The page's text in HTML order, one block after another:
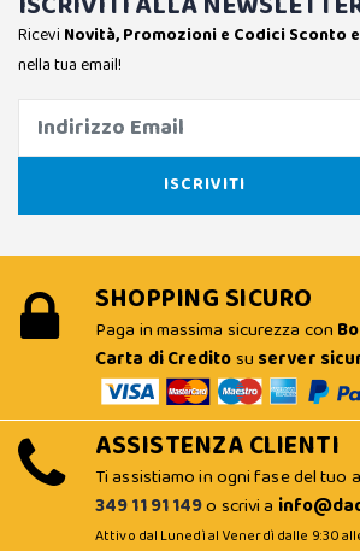
Ricevi Novità, Promozioni e Codici Sconto
nella tua email!
SHOPPING SICURO
Paga in massima sicurezza con
Carta di Creditosu server
ASSISTENZA CLIENTI
Ti assistiamo in ogni fase del tuo
349 11 91 149o scrivi a
Attivo dal Lunedì al Venerdì dalle 9:30